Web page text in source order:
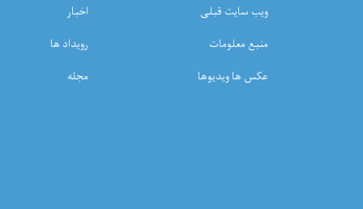
ویب سایت قبلی
منبع معلومات
عکس ها ویدیوها
اخبار
رویداد ها
مجله